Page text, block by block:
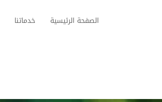
الصفحة الرئيسية خدماتنا